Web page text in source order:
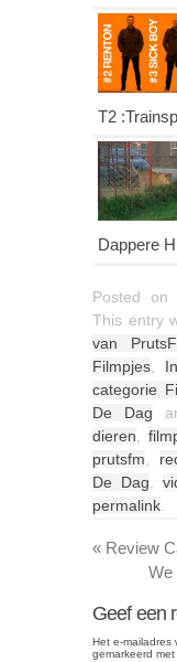
T2
Dappere
Posted on
This entry
van
Filmpjes
categorie
De Dag
dieren
prutsfm
De Dag ,
permalink
« Review
We
Geef een
Het e-mailadres
gemarkeerd met